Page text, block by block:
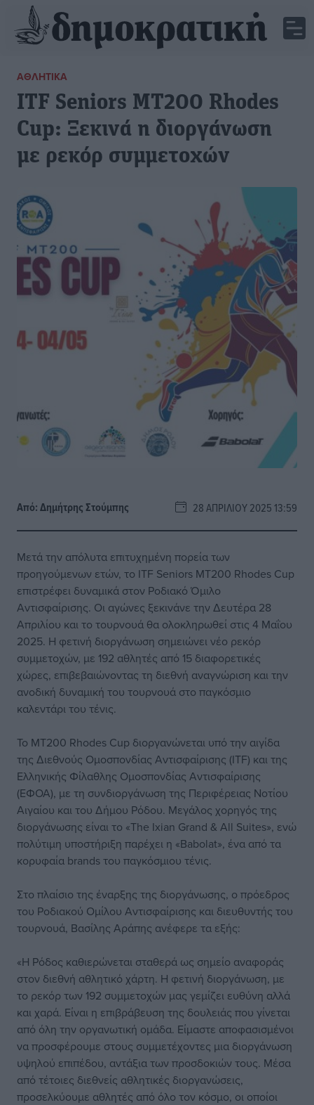
ΑΘΛΗΤΙΚΆ
ITF Seniors MT200 Rhodes
Cup: Ξεκινά η διοργάνωση
με ρεκόρ συμμετοχών
Από:Δημήτρης Στούμπης 28 ΑΠΡΙΛΊΟΥ 2025 13:59
Μετά την απόλυτα επιτυχημένη πορεία των
προηγούμενων ετών, το ITF Seniors MT200 Rhodes Cup
επιστρέφει δυναμικά στον Ροδιακό Όμιλο
Αντισφαίρισης. Οι αγώνες ξεκινάνε την Δευτέρα 28
Απριλίου και το τουρνουά θα ολοκληρωθεί στις 4 Μαΐου
2025. Η φετινή διοργάνωση σημειώνει νέο ρεκόρ
συμμετοχών, με 192 αθλητές από 15 διαφορετικές
χώρες, επιβεβαιώνοντας τη διεθνή αναγνώριση και την
ανοδική δυναμική του τουρνουά στο παγκόσμιο
καλεντάρι του τένις.
Το MT200 Rhodes Cup διοργανώνεται υπό την αιγίδα
της Διεθνούς Ομοσπονδίας Αντισφαίρισης (ITF) και της
Ελληνικής Φίλαθλης Ομοσπονδίας Αντισφαίρισης
(ΕΦΟΑ), με τη συνδιοργάνωση της Περιφέρειας Νοτίου
Αιγαίου και του Δήμου Ρόδου. Μεγάλος χορηγός της
διοργάνωσης είναι το «The Ixian Grand & All Suites», ενώ
πολύτιμη υποστήριξη παρέχει η «Babolat», ένα από τα
κορυφαία brands του παγκόσμιου τένις.
Στο πλαίσιο της έναρξης της διοργάνωσης, ο πρόεδρος
του Ροδιακού Ομίλου Αντισφαίρισης και διευθυντής του
τουρνουά, Βασίλης Αράπης ανέφερε τα εξής:
«Η Ρόδος καθιερώνεται σταθερά ως σημείο αναφοράς
στον διεθνή αθλητικό χάρτη. Η φετινή διοργάνωση, με
το ρεκόρ των 192 συμμετοχών μας γεμίζει ευθύνη αλλά
και χαρά. Είναι η επιβράβευση της δουλειάς που γίνεται
από όλη την οργανωτική ομάδα. Είμαστε αποφασισμένοι
να προσφέρουμε στους συμμετέχοντες μια διοργάνωση
υψηλού επιπέδου, αντάξια των προσδοκιών τους. Μέσα
από τέτοιες διεθνείς αθλητικές διοργανώσεις,
προσελκύουμε αθλητές από όλο τον κόσμο, οι οποίοι